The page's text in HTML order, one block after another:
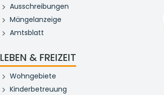
Ausschreibungen
Mängelanzeige
Amtsblatt
LEBEN & FREIZEIT
Wohngebiete
Kinderbetreuung